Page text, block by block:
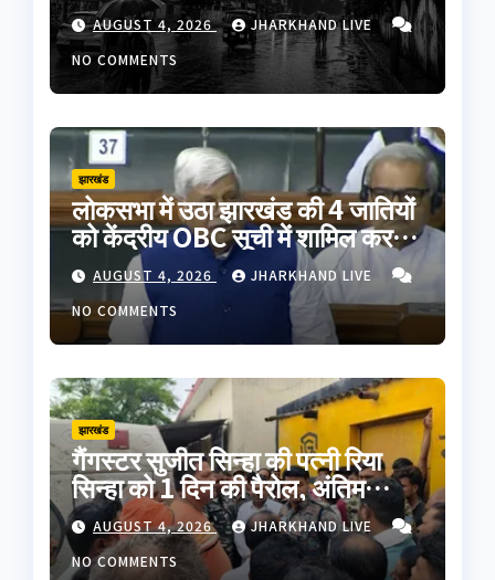
लातेहार में वज्रपात से एक की मौत
AUGUST 4, 2026
JHARKHAND LIVE
NO COMMENTS
झारखंड
लोकसभा में उठा झारखंड की 4 जातियों
को केंद्रीय OBC सूची में शामिल करने
का मुद्दा, सांसद वीडी राम ने की मांग
AUGUST 4, 2026
JHARKHAND LIVE
NO COMMENTS
झारखंड
गैंगस्टर सुजीत सिन्हा की पत्नी रिया
सिन्हा को 1 दिन की पैरोल, अंतिम
संस्कार में होगी शामिल
AUGUST 4, 2026
JHARKHAND LIVE
NO COMMENTS